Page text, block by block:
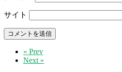
サイト
« Prev
Next »